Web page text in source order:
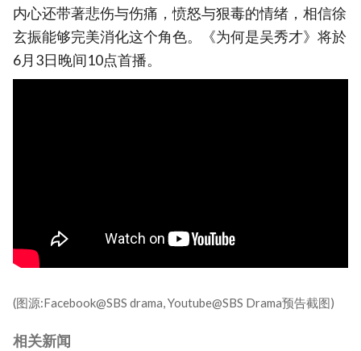
内心还带著悲伤与伤痛，愤怒与狠毒的情绪，相信徐
玄振能够完美消化这个角色。《为何是吴秀才》将於
6月3日晚间10点首播。
(图源:Facebook@SBS drama, Youtube@SBS Drama预告截图)
相关新闻